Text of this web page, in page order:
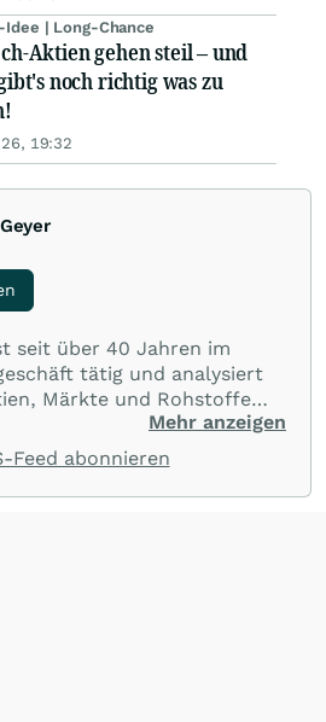
Idee | Long-Chance
Aktien gehen steil – und
noch richtig was zu
19:32
seit über 40 Jahren im
tätig und analysiert
Märkte und Rohstoffe
Er ist Autor der
richtig Geldverdienen mit
Mehr anzeigen
Feed abonnieren